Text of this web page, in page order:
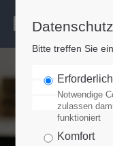
Login
Passwort
Bitte treffen Sie
Erforderlich
Notwendige
zulassen
funktioniert
Komfort